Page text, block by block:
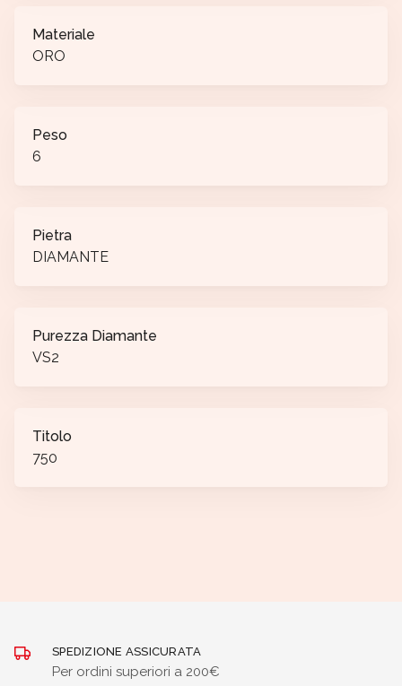
Materiale
ORO
Peso
6
Pietra
DIAMANTE
Purezza Diamante
VS2
Titolo
750
SPEDIZIONE ASSICURATA
Per ordini superiori a 200€